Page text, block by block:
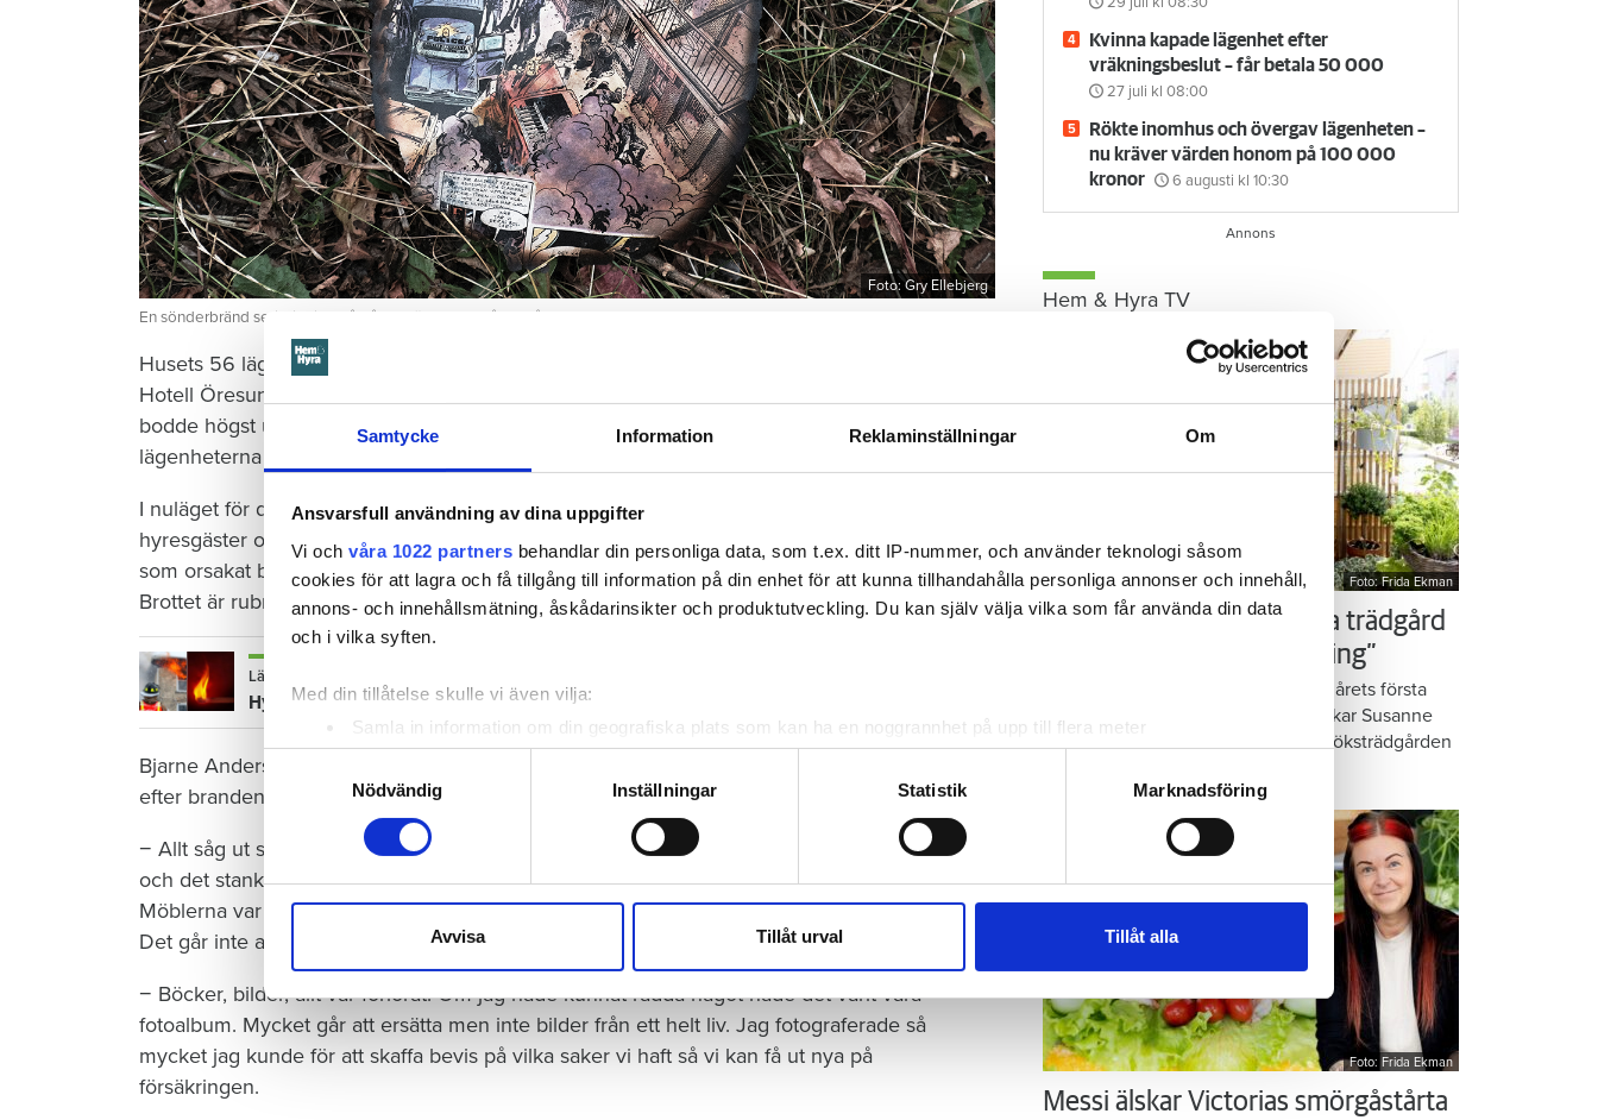
Samtycke Information Reklaminställningar Om
Ansvarsfull användning av dina uppgifter
Vi och våra 1022 partners behandlar din personliga data, som t.ex. ditt IP-nummer, och använder teknologi såsom
cookies för att lagra och få tillgång till information på din enhet för att kunna tillhandahålla personliga annonser och innehåll,
annons- och innehållsmätning, åskådarinsikter och produktutveckling. Du kan själv välja vilka som får använda din data
och i vilka syften.
Med din tillåtelse skulle vi även vilja:
Samla in information om din geografiska plats som kan ha en noggrannhet på upp till flera meter
Identifiera din enhet genom att aktivt skanna den för specifika kännetecken (fingeravtryck)
Ta reda på mer om hur dina personliga uppgifter behandlas och ställ in dina preferenser i
detaljsektionen. Du kan ändra
eller dra tillbaka ditt samtycke när som helst från cookie-förklaringen.
sociala medier och analysera vår trafik. Vi vidarebefordrar även sådana identifierare och annan information från din enhet
till de sociala medier och annons- och analysföretag som vi samarbetar med. Dessa kan i sin tur kombinera informationen
Samtyckesval
Nödvändig
Inställningar Statistik Marknadsföring
Avvisa Tillåt urval Tillåt alla
Foto: Gry Ellebjerg
En sönderbränd serietidning på gården är ett av spåren från branden.
Husets 56 lägenheter utrymdes och alla hyresgäster fick tillfälligt ersättningsboende på
Hotell Öresund. Idag har hyresgäster i 48 lägenheter återvänt med undantag för de som
bodde högst upp på sjunde våningen. Deras hyreskontrakt fick sägas upp eftersom
lägenheterna måste byggas upp från grunden.
I nuläget för den privata värden Paulssons Fastigheter diskussioner med berörda
hyresgäster om hur de vill göra med sitt boende i framtiden. Ännu finns inga svar på vad
som orsakat branden. Polisens utredning pågår. De utgår ifrån att det är en anlagd brand.
Brottet är rubricerat som grov mordbrand.
Läs också
Hyresgäster rättslösa vid brand
Bjarne Andersen har varit tillbaka i lägenheten vid två tillfällen. Första gången var dagen
efter branden.
− Allt såg ut som när vi lämnade den men inget gick att ta med. Allt var klätt i sot och vatten
och det stank rök. Väggar, golv och tak hade spruckit. Vi pratar tjocka cementväggar.
Möblerna var fulla av värmebubblor. Likaså golven hade stora bubblor som liknade vågor.
Det går inte att beskriva, säger han.
− Böcker, bilder, allt var förlorat. Om jag hade kunnat rädda något hade det varit våra
fotoalbum. Mycket går att ersätta men inte bilder från ett helt liv. Jag fotograferade så
mycket jag kunde för att skaffa bevis på vilka saker vi haft så vi kan få ut nya på
försäkringen.
Kvinna kapade lägenhet efter
vräkningsbeslut – får betala 50 000
27 juli kl 08:00
Rökte inomhus och övergav lägenheten –
nu kräver värden honom på 100 000
kronor
6 augusti kl 10:30
Hem & Hyra TV
Foto: Frida Ekman
Gör som Susanne – ordna trädgård
på balkongen: ”God gärning”
Aromatiska örter, krispig sallad och årets första
gurkor. När midsommar nalkas plockar Susanne
Granlund allsköns grönt i den lilla köksträdgården
Foto: Frida Ekman
Messi älskar Victorias smörgåstårta